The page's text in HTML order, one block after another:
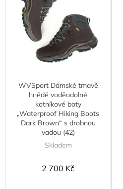
WVSport Dámské tmavě
hnědé voděodolné
kotníkové boty
„Waterproof Hiking Boots
Dark Brown“ s drobnou
vadou (42)
Skladem
2 700 Kč